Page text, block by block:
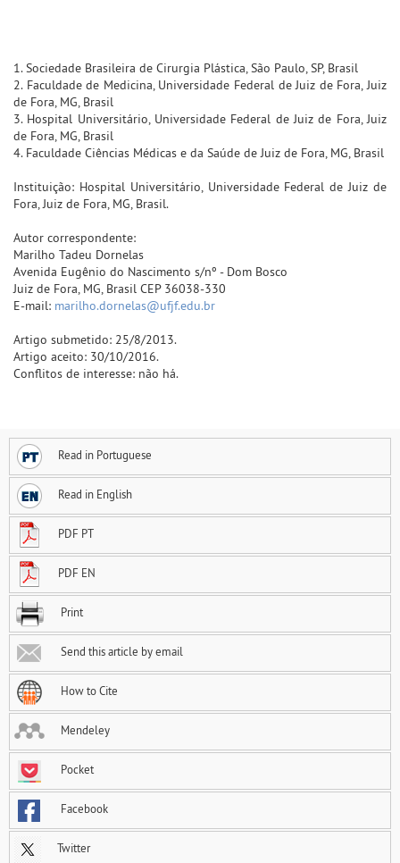
1. Sociedade Brasileira de Cirurgia Plástica, São Paulo, SP, Brasil
2. Faculdade de Medicina, Universidade Federal de Juiz de Fora, Juiz
de Fora, MG, Brasil
3. Hospital Universitário, Universidade Federal de Juiz de Fora, Juiz
de Fora, MG, Brasil
4. Faculdade Ciências Médicas e da Saúde de Juiz de Fora, MG, Brasil
Instituição: Hospital Universitário, Universidade Federal de Juiz de
Fora, Juiz de Fora, MG, Brasil.
Autor correspondente:
Marilho Tadeu Dornelas
Avenida Eugênio do Nascimento s/nº - Dom Bosco
Juiz de Fora, MG, Brasil CEP 36038-330
E-mail: marilho.dornelas@ufjf.edu.br
Artigo submetido: 25/8/2013.
Artigo aceito: 30/10/2016.
Conflitos de interesse: não há.
Read in Portuguese
Read in English
PDF PT
PDF EN
Print
Send this article by email
How to Cite
Mendeley
Pocket
Facebook
Twitter